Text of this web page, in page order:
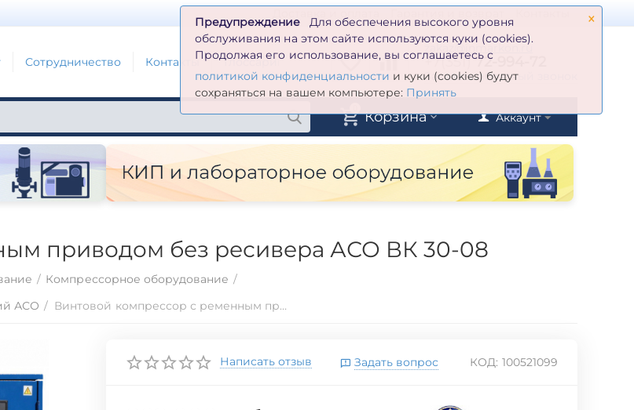
×
Предупреждение
Для обеспечения высокого уровня
обслуживания на этом сайте используются куки (cookies).
Продолжая его использование, вы соглашаетесь с
политикой конфиденциальности и куки (cookies) будут
сохраняться на вашем компьютере: Принять
Сотрудничество Контакты Глоссарий
zakaz@inmarkon.ru
+7(351)72-994-72
Заказать обратный звонок
Аккаунт
Корзина
приводом без ресивера АСО ВК 30-08
/ Компрессорное оборудование /
АСО / Винтовой компрессор с ременным приводом без ресивера АСО ВК 30-08
Написать отзыв Задать вопрос КОД: 100521099